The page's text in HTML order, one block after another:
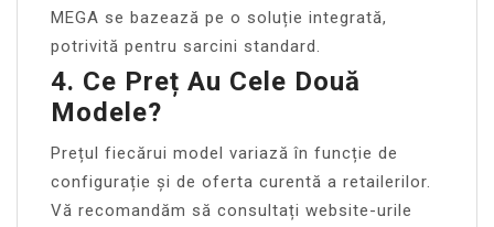
MEGA se bazează pe o soluție integrată,
potrivită pentru sarcini standard.
4. Ce Preț Au Cele Două
Modele?
Prețul fiecărui model variază în funcție de
configurație și de oferta curentă a retailerilor.
Vă recomandăm să consultați website-urile